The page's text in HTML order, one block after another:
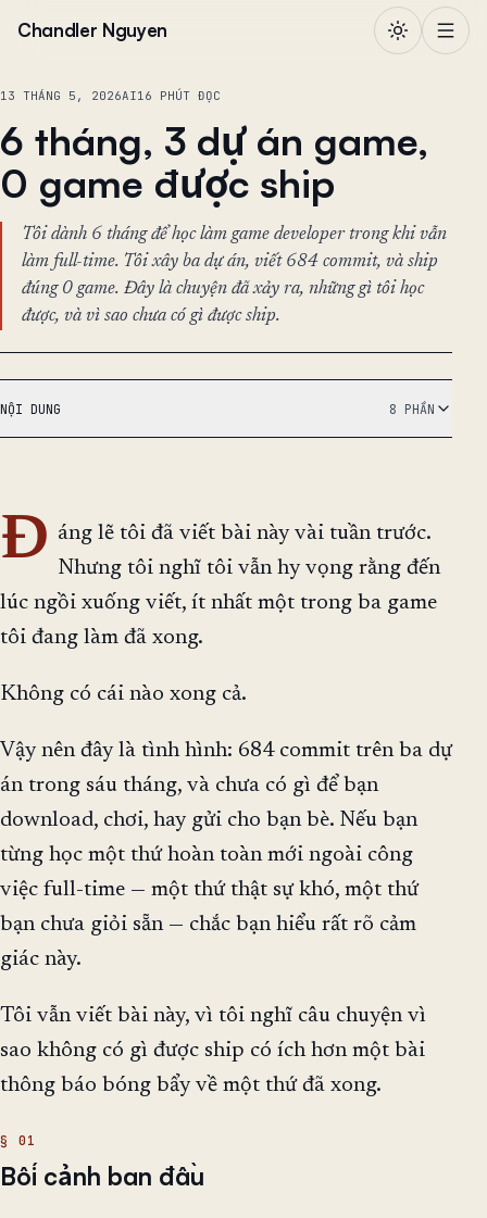
Chandler Nguyen
13 THÁNG 5, 2026AI16 PHÚT ĐỌC
6 tháng, 3 dự án game,
0 game được ship
Tôi dành 6 tháng để học làm game developer trong khi vẫn
làm full-time. Tôi xây ba dự án, viết 684 commit, và ship
đúng 0 game. Đây là chuyện đã xảy ra, những gì tôi học
được, và vì sao chưa có gì được ship.
NỘI DUNG 8 PHẦN
Đ áng lẽ tôi đã viết bài này vài tuần trước.
Nhưng tôi nghĩ tôi vẫn hy vọng rằng đến
lúc ngồi xuống viết, ít nhất một trong ba game
tôi đang làm đã xong.
Không có cái nào xong cả.
Vậy nên đây là tình hình: 684 commit trên ba dự
án trong sáu tháng, và chưa có gì để bạn
download, chơi, hay gửi cho bạn bè. Nếu bạn
từng học một thứ hoàn toàn mới ngoài công
việc full-time — một thứ thật sự khó, một thứ
bạn chưa giỏi sẵn — chắc bạn hiểu rất rõ cảm
giác này.
Tôi vẫn viết bài này, vì tôi nghĩ câu chuyện vì
sao không có gì được ship có ích hơn một bài
thông báo bóng bẩy về một thứ đã xong.
Bối cảnh ban đầu